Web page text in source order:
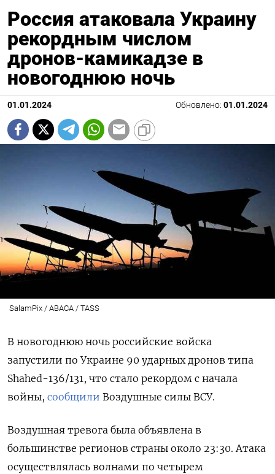
Россия атаковала Украину
рекордным числом
дронов-камикадзе в
новогоднюю ночь
01.01.2024 Обновлено: 01.01.2024
SalamPix / ABACA / TASS
В новогоднюю ночь российские войска
запустили по Украине 90 ударных дронов типа
Shahed-136/131, что стало рекордом с начала
войны, сообщили Воздушные силы ВСУ.
Воздушная тревога была объявлена в
большинстве регионов страны около 23:30. Атака
осуществлялась волнами по четырем